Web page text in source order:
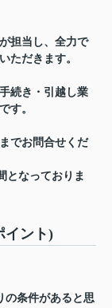
担当し、全力で
ただきます。
続き・引越し業
す。
でお問合せくだ
となっておりま
イント)
の条件があると思